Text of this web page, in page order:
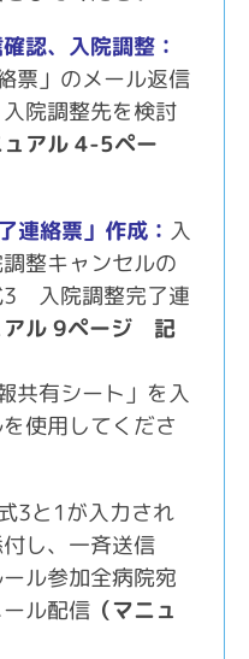
認、入院調整：
票」のメール返信
院調整先を検討
ュアル 4-5ペー
連絡票」作成： 入
整キャンセルの
3 入院調整完了連
アル 9ページ 記
共有シート」を入
使用してくださ
3と 1 が入力され
し、一斉送信
ル参加全病院宛
ル配信 （マニュ